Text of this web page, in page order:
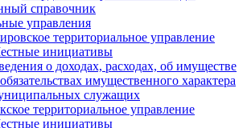
справочник
управления
территориальное управление
инициативы
о доходах, расходах, об имуществе
имущественного характера
служащих
территориальное управление
инициативы